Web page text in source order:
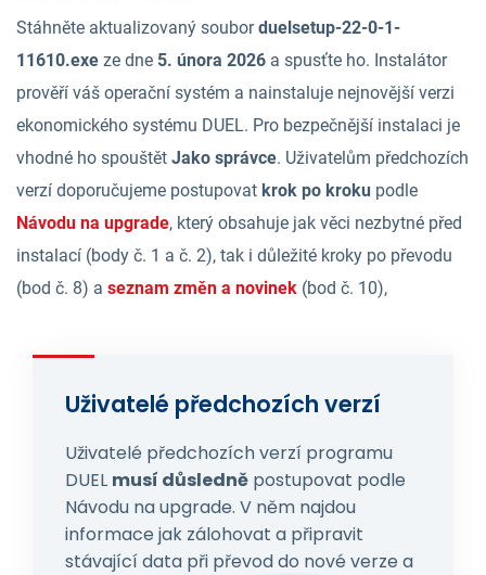
Stáhněte aktualizovaný souborduelsetup-22-0-1-
11610.exe ze dne 5. února 2026 a spusťte ho. Instalátor
prověří váš operační systém a nainstaluje nejnovější verzi
ekonomického systému DUEL. Pro bezpečnější instalaci je
vhodné ho spouštět Jako správce. Uživatelům předchozích
verzí doporučujeme postupovat krok po kroku podle
Návodu na upgrade, který obsahuje jak věci nezbytné před
instalací (body č. 1 a č. 2), tak i důležité kroky po převodu
(bod č. 8) a seznam změn a novinek (bod č. 10),
Uživatelé předchozích verzí
Uživatelé předchozích verzí programu
DUEL musí důsledně postupovat podle
Návodu na upgrade. V něm najdou
informace jak zálohovat a připravit
stávající data při převod do nové verze a